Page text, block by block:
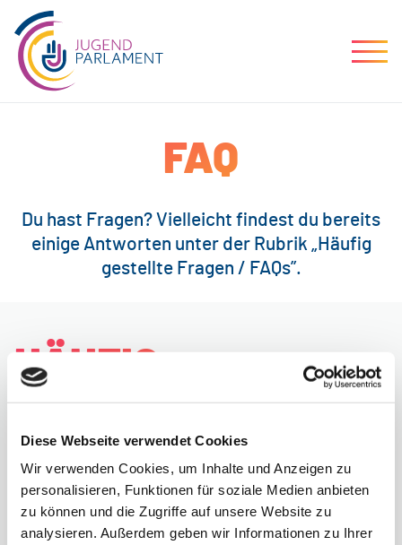
Diese Webseite verwendet Cookies
Wir verwenden Cookies, um Inhalte und Anzeigen zu
personalisieren, Funktionen für soziale Medien anbieten
zu können und die Zugriffe auf unsere Website zu
analysieren. Außerdem geben wir Informationen zu Ihrer
FAQ
Du hast Fragen? Vielleicht findest du bereits
einige Antworten unter der Rubrik „Häufig
gestellte Fragen / FAQs”.
HÄUFIG
GESTELLTE
FRAGEN
Wer kann beim Jugendparlament mitmachen?